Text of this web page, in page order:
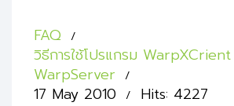
FAQ
วิธีการใช้โปรแกรม WarpXCrient
WarpServer
17 May 2010
Hits: 4227